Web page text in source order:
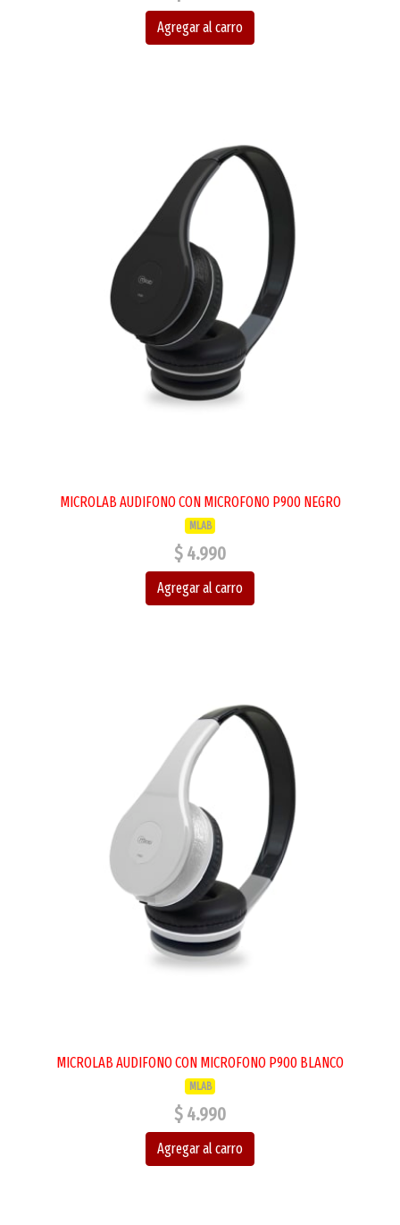
Agregar al carro
MICROLAB AUDIFONO CON MICROFONO P900 NEGRO
MLAB
$ 4.990
Agregar al carro
MICROLAB AUDIFONO CON MICROFONO P900 BLANCO
MLAB
$ 4.990
Agregar al carro